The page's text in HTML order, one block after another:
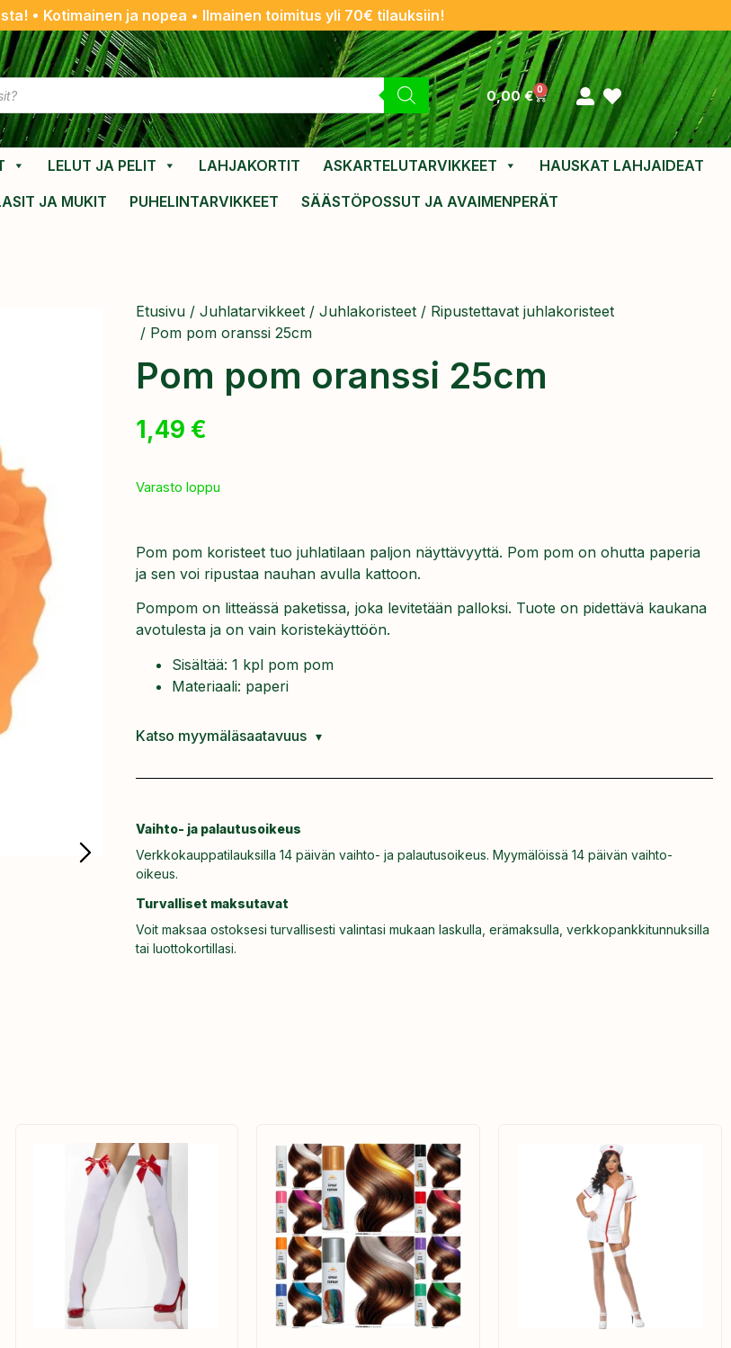
• Kotimainen ja nopea • Ilmainen toimitus yli 70€ tilauksiin!
0,00€ 0
LELUT JA PELIT LAHJAKORTIT ASKARTELUTARVIKKEET
HAUSKAT LAHJAIDEAT
JA MUKIT PUHELINTARVIKKEET SÄÄSTÖPOSSUT JA AVAIMENPERÄT
Etusivu / Juhlatarvikkeet / Juhlakoristeet / Ripustettavat juhlakoristeet
/ Pom pom oranssi 25cm
Pom pom oranssi 25cm
1,49 €
Varasto loppu
Pom pom koristeet tuo juhlatilaan paljon näyttävyyttä. Pom pom on ohutta paperia
ja sen voi ripustaa nauhan avulla kattoon.
Pompom on litteässä paketissa, joka levitetään palloksi. Tuote on pidettävä kaukana
avotulesta ja on vain koristekäyttöön.
Sisältää: 1 kpl pom pom
Materiaali: paperi
Katso myymäläsaatavuus
Vaihto- ja palautusoikeus
Verkkokauppatilauksilla 14 päivän vaihto- ja palautusoikeus. Myymälöissä 14 päivän vaihto-
oikeus.
Turvalliset maksutavat
Voit maksaa ostoksesi turvallisesti valintasi mukaan laskulla, erämaksulla, verkkopankkitunnuksilla
tai luottokortillasi.